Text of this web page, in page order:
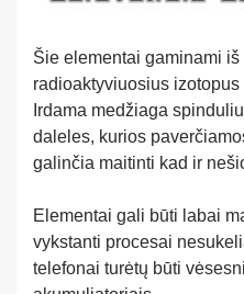
Šie elementai gaminami
radioaktyviuosius
Irdama medžiaga
daleles, kurios
galinčia maitinti kad ir
Elementai gali būti labai
vykstanti procesai
telefonai turėtų būti